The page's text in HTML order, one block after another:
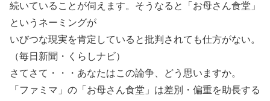
続いていることが伺えます。そうなると「お母さん食堂」
というネーミングが
いびつな現実を肯定していると批判されても仕方がない。
（毎日新聞・くらしナビ）
さてさて・・・あなたはこの論争、どう思いますか。
「ファミマ」の「お母さん食堂」は差別・偏重を助長する